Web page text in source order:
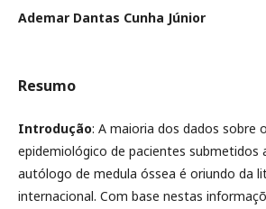
Ademar Dantas Cunha Júnior
Resumo
Introdução: A maioria dos dados sobre
epidemiológico de pacientes submetidos
autólogo de medula óssea é oriundo da
internacional. Com base nestas